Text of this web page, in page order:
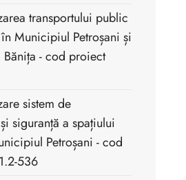
transportului public
Municipiul Petroșani și
Bănița - cod proiect
sistem de
siguranță a spațiului
Petroșani - cod
536